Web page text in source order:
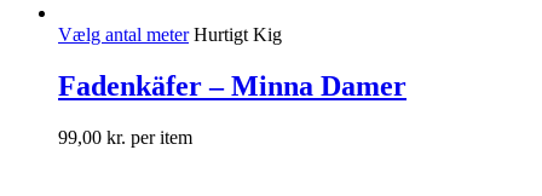
Vælg antal meter Hurtigt Kig
Fadenkäfer – Minna Damer
99,00 kr. per item